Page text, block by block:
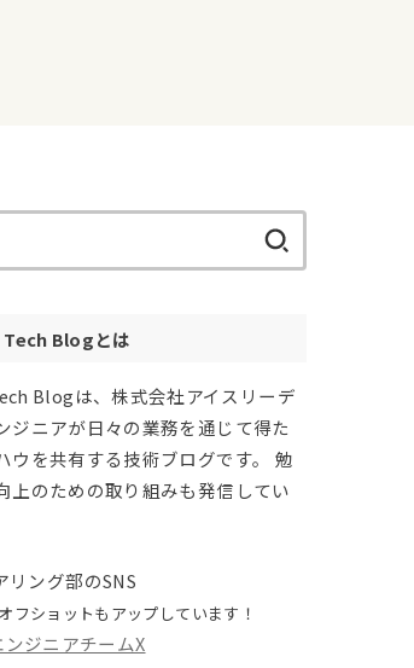
Tech Blogとは
Blogは、株式会社アイスリーデ
ジニアが日々の業務を通じて得た
ウを共有する技術ブログです。 勉
上のための取り組みも発信してい
リング部のSNS
フショットもアップしています！
ンジニアチームX